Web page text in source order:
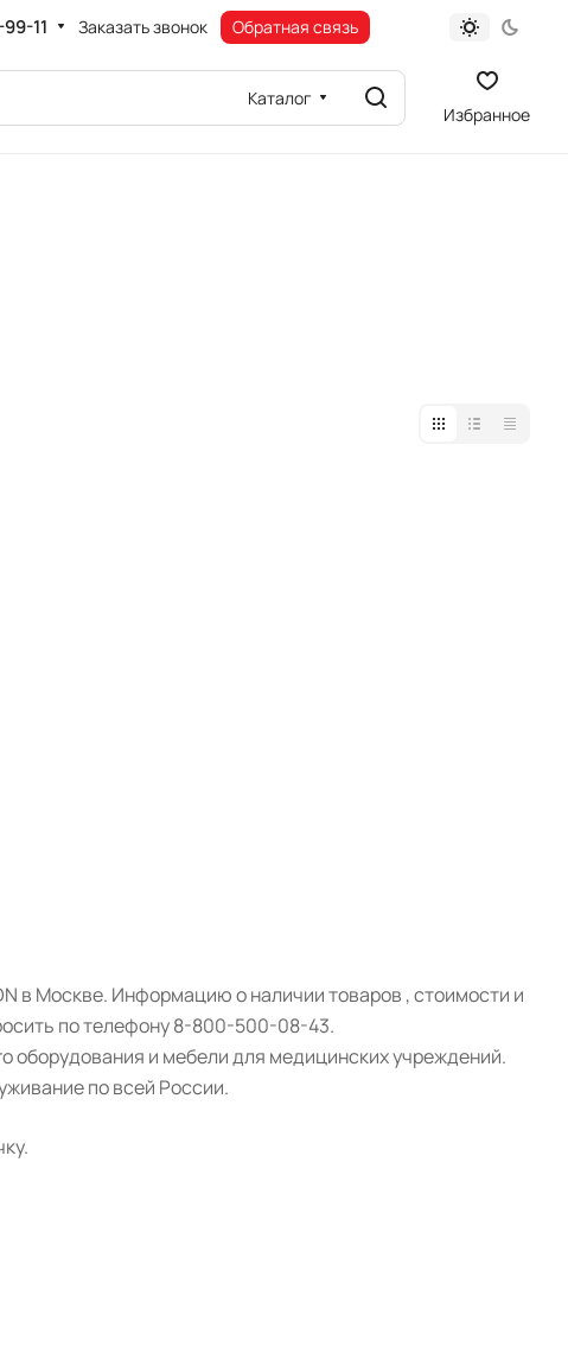
11 Заказать звонок Обратная связь
Каталог
Избранное
в Москве. Информацию о наличии товаров , стоимости и
по телефону 8-800-500-08-43.
оборудования и мебели для медицинских учреждений.
по всей России.